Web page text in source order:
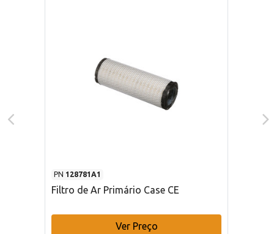
PN 128781A1
Filtro de Ar Primário Case CE
Ver Preço